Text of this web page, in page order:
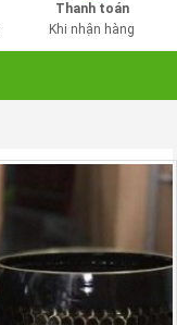
Thanh toán
Khi nhận hàng